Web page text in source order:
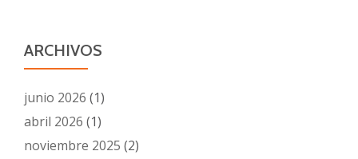
ARCHIVOS
junio 2026 (1)
abril 2026 (1)
noviembre 2025 (2)